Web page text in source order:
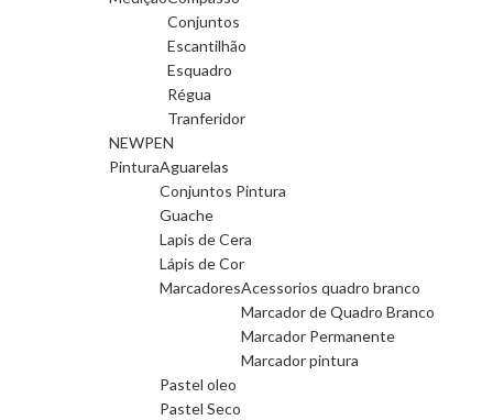
Conjuntos
Escantilhão
Esquadro
Régua
Tranferidor
NEWPEN
PinturaAguarelas
Conjuntos Pintura
Guache
Lapis de Cera
Lápis de Cor
MarcadoresAcessorios quadro branco
Marcador de Quadro Branco
Marcador Permanente
Marcador pintura
Pastel oleo
Pastel Seco